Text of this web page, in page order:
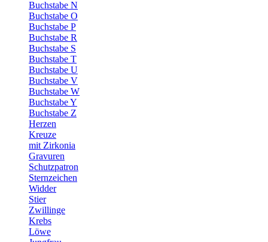
Buchstabe N
Buchstabe O
Buchstabe P
Buchstabe R
Buchstabe S
Buchstabe T
Buchstabe U
Buchstabe V
Buchstabe W
Buchstabe Y
Buchstabe Z
Herzen
Kreuze
mit Zirkonia
Gravuren
Schutzpatron
Sternzeichen
Widder
Stier
Zwillinge
Krebs
Löwe